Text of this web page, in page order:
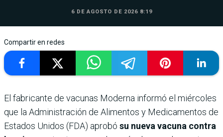
6 DE AGOSTO DE 2026 8:19
Compartir en redes
El fabricante de vacunas Moderna informó el miércoles
que la Administración de Alimentos y Medicamentos de
Estados Unidos (FDA) aprobó su nueva vacuna contra